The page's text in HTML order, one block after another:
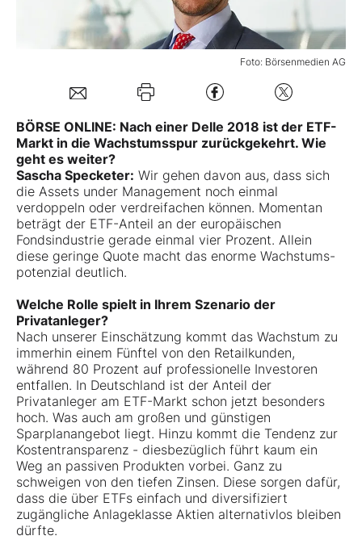
Mein B:O
Folgen Sie uns
Kontakt
Foto: Börsenmedien AG
BÖRSE ONLINE: Nach einer Delle 2018 ist der ETF-
Markt in die Wachstumsspur zurückgekehrt. Wie
geht es weiter?
Sascha Specketer: Wir gehen davon aus, dass sich
die Assets under Management noch einmal
verdoppeln oder verdreifachen können. Momentan
beträgt der ETF-Anteil an der europäischen
Fondsindustrie gerade einmal vier Prozent. Allein
diese geringe Quote macht das enorme Wachstums­
potenzial deutlich.
Welche Rolle spielt in Ihrem Szenario der
Privatanleger?
Nach unserer Einschätzung kommt das Wachstum zu
immerhin einem Fünftel von den Retailkunden,
während 80 Prozent auf professionelle Investoren
entfallen. In Deutschland ist der Anteil der
Privatanleger am ETF-Markt schon jetzt besonders
hoch. Was auch am großen und günstigen
Sparplanangebot liegt. Hinzu kommt die Tendenz zur
Kostentransparenz - diesbezüglich führt kaum ein
Weg an passiven Produkten vorbei. Ganz zu
schweigen von den tiefen Zinsen. Diese sorgen dafür,
dass die über ETFs einfach und diversifiziert
zugängliche Anlageklasse Aktien alternativlos bleiben
dürfte.